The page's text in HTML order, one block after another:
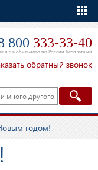
800 333-33-40
и с мобильного по России бесплатный
обратный звонок
годом!